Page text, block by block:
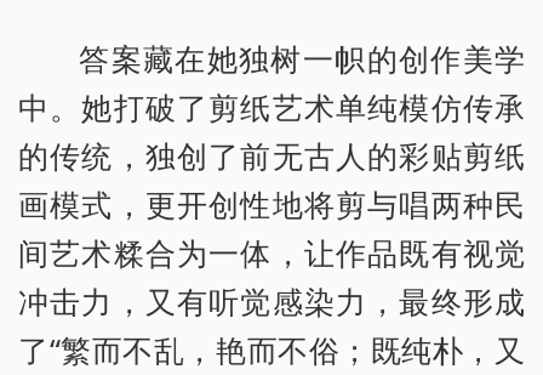
答案藏在她独树一帜的创作美学
中。她打破了剪纸艺术单纯模仿传承
的传统，独创了前无古人的彩贴剪纸
画模式，更开创性地将剪与唱两种民
间艺术糅合为一体，让作品既有视觉
冲击力，又有听觉感染力，最终形成
了“繁而不乱，艳而不俗；既纯朴，又